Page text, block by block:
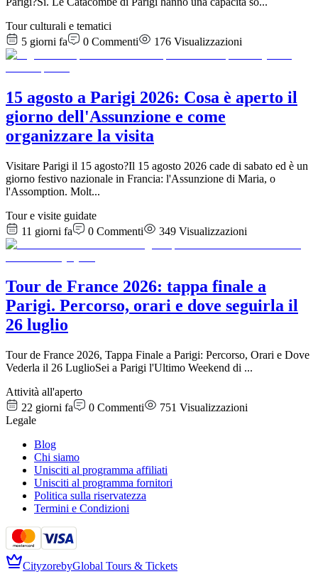
Tour culturali e tematici
5 giorni fa
0 Commenti 176 Visualizzazioni
15 agosto a Parigi 2026: Cosa è aperto il
giorno dell'Assunzione e come
organizzare la visita
Visitare Parigi il 15 agosto?Il 15 agosto 2026 cade di sabato ed è un
giorno festivo nazionale in Francia: l'Assunzione di Maria, o
l'Assomption. Molt...
Tour e visite guidate
11 giorni fa
0 Commenti 349 Visualizzazioni
Tour de France 2026: tappa finale a
Parigi. Percorso, orari e dove seguirla il
26 luglio
Tour de France 2026, Tappa Finale a Parigi: Percorso, Orari e Dove
Vederla il 26 LuglioSei a Parigi l'Ultimo Weekend di ...
Attività all'aperto
22 giorni fa
0 Commenti 751 Visualizzazioni
Legale
Blog
Chi siamo
Unisciti al programma affiliati
Unisciti al programma fornitori
Politica sulla riservatezza
Termini e Condizioni
CityzorebyGlobal Tours & Tickets